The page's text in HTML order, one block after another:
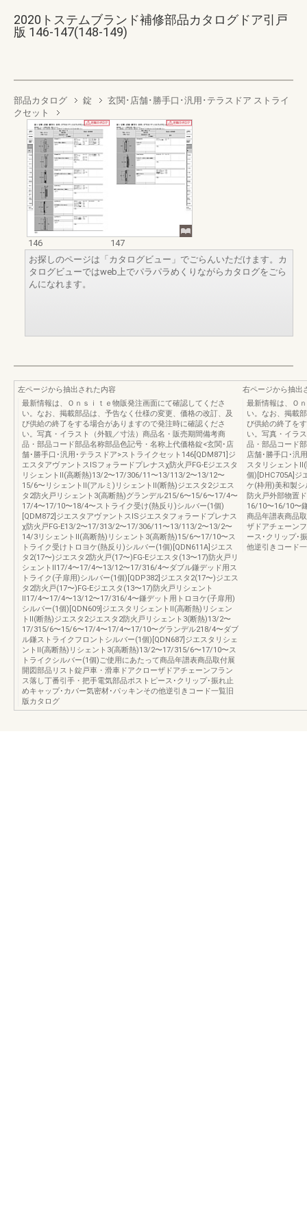
2020トステムブランド補修部品カタログドア引戸
版 146-147(148-149)
部品カタログ 錠
玄関･店舗･勝手口･汎用･テラスドア ストライ
クセット
146
147
お探しのページは「カタログビュー」でごらんいただけます。カ
タログビューではweb上でパラパラめくりながらカタログをごら
んになれます。
左ページから抽出された内容
最新情報は、Ｏｎｓｉｔｅ物販発注画面にて確認してくださ
い。なお、掲載部品は、予告なく仕様の変更、価格の改訂、及
び供給の終了をする場合がありますので発注時に確認くださ
い。写真・イラスト（外観／寸法）商品名・販売期間備考商
品・部品コード部品名称部品色記号・名称上代価格錠<玄関･店
舗･勝手口･汎用･テラスドア>ストライクセット146[QDM871]ジ
エスタアヴァントスISフォラードプレナスχ防火戸FG-Eジエスタ
リシェントⅡ(高断熱)13/2〜17/306/11〜13/113/2〜13/12〜
15/6〜リシェントⅡ(アルミ)リシェントⅡ(断熱)ジエスタ2ジエス
タ2防火戸リシェント3(高断熱)グランデル215/6〜15/6〜17/4〜
17/4〜17/10〜18/4〜ストライク受け(熱反り)シルバー(1個)
[QDM872]ジエスタアヴァントスISジエスタフォラードプレナス
χ防火戸FG-E13/2〜17/313/2〜17/306/11〜13/113/2〜13/2〜
14/3リシェントⅡ(高断熱)リシェント3(高断熱)15/6〜17/10〜ス
トライク受けトロヨケ(熱反り)シルバー(1個)[QDN611A]ジエス
タ2(17〜)ジエスタ2防火戸(17〜)FG-Eジエスタ(13〜17)防火戸リ
シェントⅡ17/4〜17/4〜13/12〜17/316/4〜ダブル鎌デッド用ス
トライク(子扉用)シルバー(1個)[QDP382]ジエスタ2(17〜)ジエス
タ2防火戸(17〜)FG-Eジエスタ(13〜17)防火戸リシェント
Ⅱ17/4〜17/4〜13/12〜17/316/4〜鎌デット用トロヨケ(子扉用)
シルバー(1個)[QDN609]ジエスタリシェントⅡ(高断熱)リシェン
トⅡ(断熱)ジエスタ2ジエスタ2防火戸リシェント3(断熱)13/2〜
17/315/6〜15/6〜17/4〜17/4〜17/10〜グランデル218/4〜ダブ
ル鎌ストライクフロントシルバー(1個)[QDN687]ジエスタリシェ
ントⅡ(高断熱)リシェント3(高断熱)13/2〜17/315/6〜17/10〜ス
トライクシルバー(1個)ご使用にあたって商品年譜表商品取付展
開図部品リスト錠戸車・滑車ドアクローザドアチェーンフラン
ス落し丁番引手・把手電気部品ポストピース･クリップ･振れ止
めキャップ･カバー気密材･パッキンその他逆引きコード一覧旧
版カタログ
右ページから抽出
最新情報は、Ｏ
い。なお、掲載
び供給の終了を
い。写真・イラ
品・部品コード
店舗･勝手口･汎
スタリシェント
個)[DHC705A]ジ
ケ(枠用)美和製
防火戸外部物置
16/10〜16/10〜
商品年譜表商品
ザドアチェーン
ース･クリップ･
他逆引きコード